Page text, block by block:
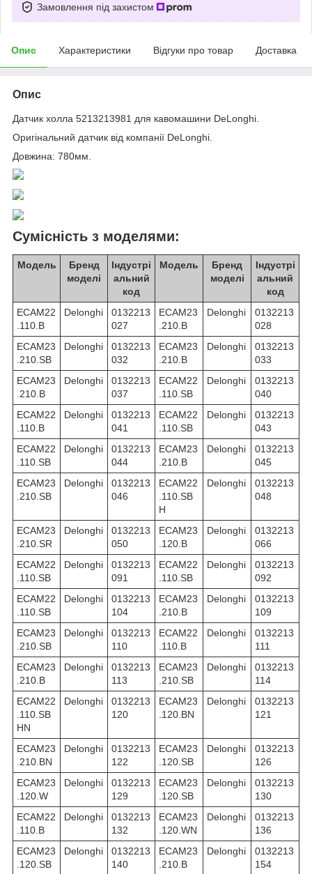
Замовлення під захистом
Опис Характеристики Відгуки про товар Доставка
Опис
Датчик холла 5213213981 для кавомашини DeLonghi.
Оригінальний датчик від компанії DeLonghi.
Довжина: 780мм.
Сумісність з моделями:
Модель
Бренд
моделі
Індустрі
альний
код
Модель
Бренд
моделі
Індустрі
альний
код
ECAM22
.110.B
Delonghi
0132213
027
ECAM23
.210.B
Delonghi
0132213
028
ECAM23
.210.SB
Delonghi
0132213
032
ECAM23
.210.B
Delonghi
0132213
033
ECAM23
.210.B
Delonghi
0132213
037
ECAM22
.110.SB
Delonghi
0132213
040
ECAM22
.110.B
Delonghi
0132213
041
ECAM22
.110.SB
Delonghi
0132213
043
ECAM22
.110.SB
Delonghi
0132213
044
ECAM23
.210.B
Delonghi
0132213
045
ECAM23
.210.SB
Delonghi
0132213
046
ECAM22
.110.SB
H
Delonghi
0132213
048
ECAM23
.210.SR
Delonghi
0132213
050
ECAM23
.120.B
Delonghi
0132213
066
ECAM22
.110.SB
Delonghi
0132213
091
ECAM22
.110.SB
Delonghi
0132213
092
ECAM22
.110.SB
Delonghi
0132213
104
ECAM23
.210.B
Delonghi
0132213
109
ECAM23
.210.SB
Delonghi
0132213
110
ECAM22
.110.B
Delonghi
0132213
111
ECAM23
.210.B
Delonghi
0132213
113
ECAM23
.210.SB
Delonghi
0132213
114
ECAM22
.110.SB
HN
Delonghi
0132213
120
ECAM23
.120.BN
Delonghi
0132213
121
ECAM23
.210.BN
Delonghi
0132213
122
ECAM23
.120.SB
Delonghi
0132213
126
ECAM23
.120.W
Delonghi
0132213
129
ECAM23
.120.SB
Delonghi
0132213
130
ECAM22
.110.B
Delonghi
0132213
132
ECAM23
.120.WN
Delonghi
0132213
136
ECAM23
.120.SB
Delonghi
0132213
140
ECAM23
.210.B
Delonghi
0132213
154